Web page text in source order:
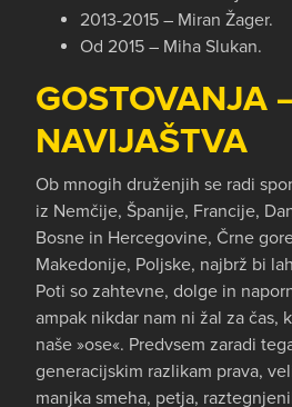
2013-2015 – Miran Žager.
Od 2015 – Miha Slukan.
GOSTOVANJA
NAVIJAŠTVA
Ob mnogih druženjih se radi
iz Nemčije, Španije, Francije,
Bosne in Hercegovine, Črne
Makedonije, Poljske, najbrž bi
Poti so zahtevne, dolge in
ampak nikdar nam ni žal za čas,
naše »ose«. Predvsem zaradi
generacijskim razlikam prava,
manjka smeha, petja,